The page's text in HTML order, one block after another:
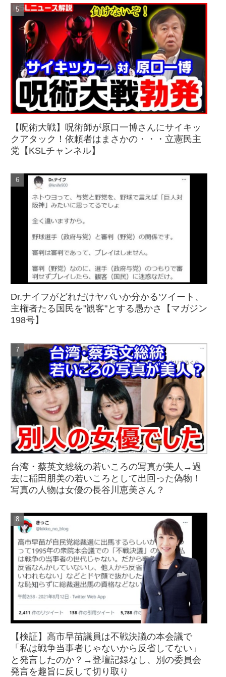
【呪術大戦】呪術師が原口一博さんにサイキッ
クアタック！依頼者はまさかの・・・立憲民主
党【KSLチャンネル】
Dr.ナイフがどれだけヤバいか分かるツイート、
主権者たる国民を"観客"とする愚かさ【マガジン
198号】
台湾・蔡英文総統の若いころの写真が美人→過
去に稲田朋美の若いころとして出回った偽物！
写真の人物は女優の長谷川恵美さん？
【検証】高市早苗議員は不戦決議の本会議で
「私は戦争当事者じゃないから反省してない」
と発言したのか？→登壇記録なし、別の委員会
発言を趣旨に反して切り取り